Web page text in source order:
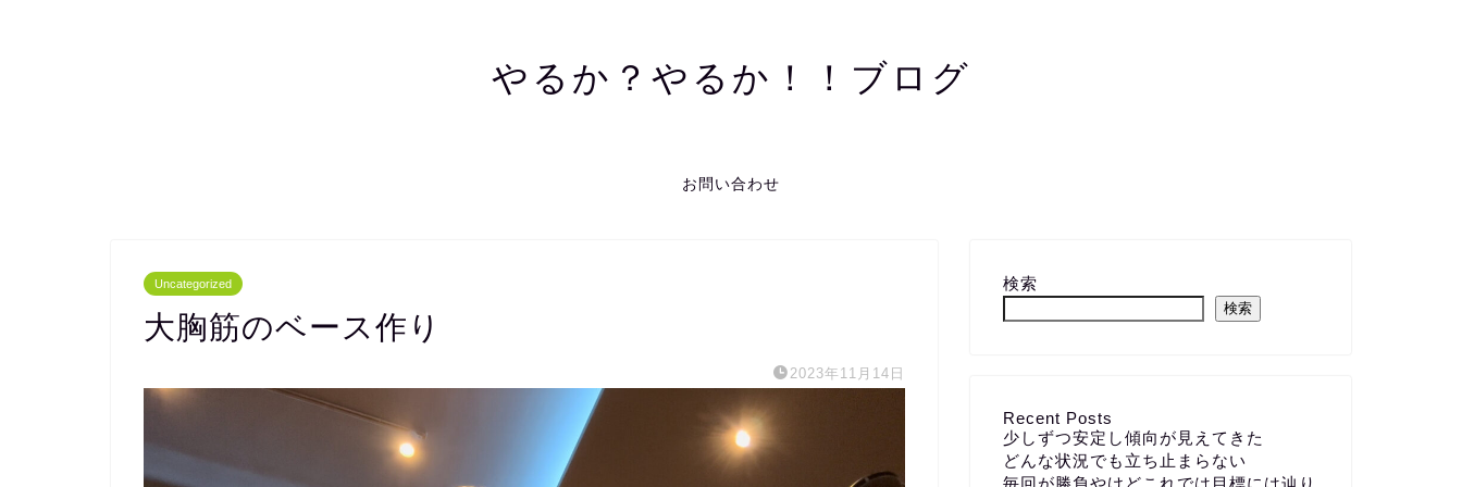
やるか？やるか！！ブログ
お問い合わせ
Uncategorized
大胸筋のベース作り
2023年11月14日
検索
検索
Recent Posts
少しずつ安定し傾向が見えてきた
どんな状況でも立ち止まらない
毎回が勝負やけどこれでは目標には辿り